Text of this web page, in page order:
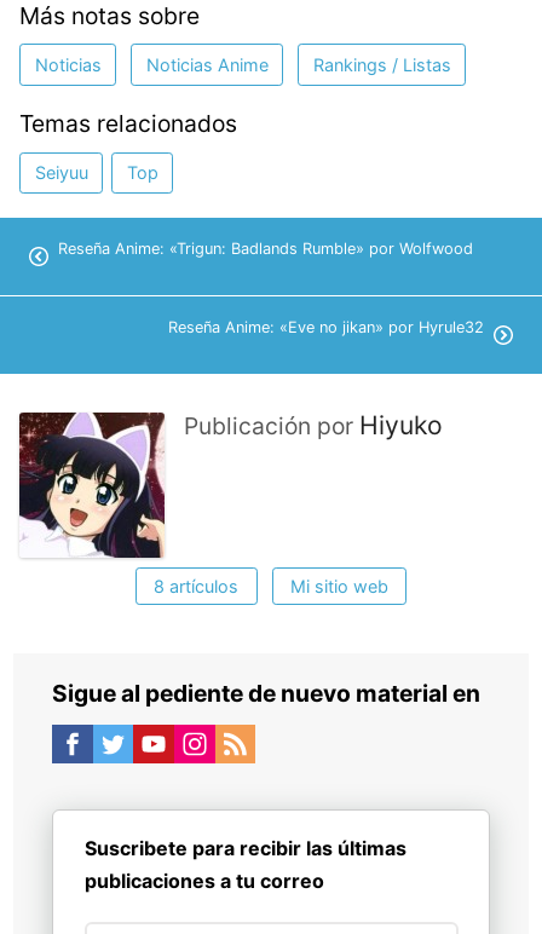
Más notas sobre
Noticias Noticias Anime Rankings / Listas
Temas relacionados
Seiyuu Top
Reseña Anime: «Trigun: Badlands Rumble» por Wolfwood
Reseña Anime: «Eve no jikan» por Hyrule32
Publicación por Hiyuko
8 artículos Mi sitio web
Sigue al pediente de nuevo material en
Suscribete para recibir las últimas
publicaciones a tu correo